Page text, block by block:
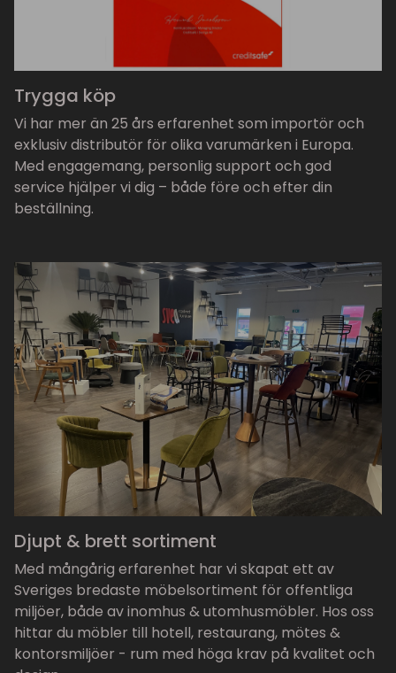
Trygga köp
Vi har mer än 25 års erfarenhet som importör och
exklusiv distributör för olika varumärken i Europa.
Med engagemang, personlig support och god
service hjälper vi dig – både före och efter din
beställning.
Djupt & brett sortiment
Med mångårig erfarenhet har vi skapat ett av
Sveriges bredaste möbelsortiment för offentliga
miljöer, både av inomhus & utomhusmöbler. Hos oss
hittar du möbler till hotell, restaurang, mötes &
kontorsmiljöer - rum med höga krav på kvalitet och